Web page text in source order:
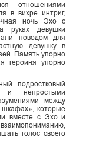
отношениями
в вихре интриг,
ночь Эхо с
руках девушки
поводом для
девушку в
Память упорно
героиня упорно
подростковый
непростыми
между
шкафах», которые
вместе с Эхо и
голос своего